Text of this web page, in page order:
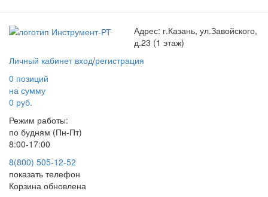
Адрес: г.Казань, ул.Завойского,
д.23 (1 этаж)
Личный кабинет вход/регистрация
0 позиций
на сумму
0 руб.
Режим работы:
по будням (Пн-Пт)
8:00-17:00
8(800) 505-12-52
показать телефон
Корзина обновлена